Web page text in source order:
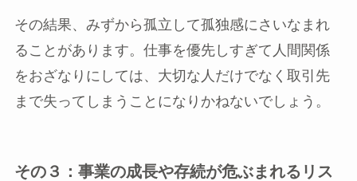
その結果、みずから孤立して孤独感にさいなまれ
ることがあります。仕事を優先しすぎて人間関係
をおざなりにしては、大切な人だけでなく取引先
まで失ってしまうことになりかねないでしょう。
その３：事業の成長や存続が危ぶまれるリス